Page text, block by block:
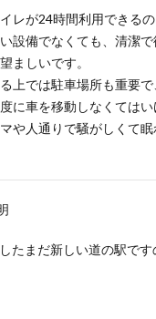
レが24時間利用できる
設備でなくても、清潔
ましいです。
上では駐車場所も重要で
に車を移動しなくてはい
や人通りで騒がしくて
たまだ新しい道の駅で